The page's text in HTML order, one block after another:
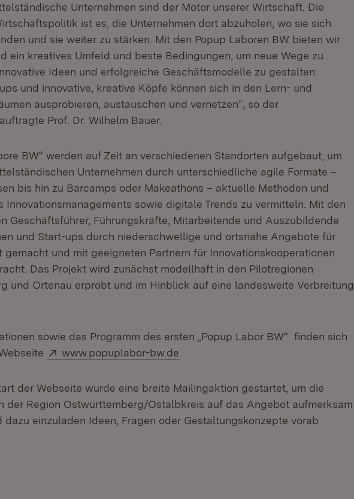
Unternehmen sind der Motor unserer Wirtschaft. Die
ist es, die Unternehmen dort abzuholen, wo sie sich
und sie weiter zu stärken. Mit den Popup Laboren BW bieten wir
ein kreatives Umfeld und beste Bedingungen, um neue Wege zu
Ideen und erfolgreiche Geschäftsmodelle zu gestalten.
und innovative, kreative Köpfe können sich in den Lern- und
ausprobieren, austauschen und vernetzen“, so der
Prof. Dr. Wilhelm Bauer.
BW“ werden auf Zeit an verschiedenen Standorten aufgebaut, um
Unternehmen durch unterschiedliche agile Formate –
bis hin zu Barcamps oder Makeathons – aktuelle Methoden und
Innovationsmanagements sowie digitale Trends zu vermitteln. Mit den
Geschäftsführer, Führungskräfte, Mitarbeitende und Auszubildende
und Start-ups durch niederschwellige und ortsnahe Angebote für
gemacht und mit geeigneten Partnern für Innovationskooperationen
Das Projekt wird zunächst modellhaft in den Pilotregionen
und Ortenau erprobt und im Hinblick auf eine landesweite Verbreitung
sowie das Programm des ersten „Popup Labor BW“ finden sich
Extern:
www.popuplabor-bw.de
der Webseite wurde eine breite Mailingaktion gestartet, um die
der Region Ostwürttemberg/Ostalbkreis auf das Angebot aufmerksam
dazu einzuladen Ideen, Fragen oder Gestaltungskonzepte vorab